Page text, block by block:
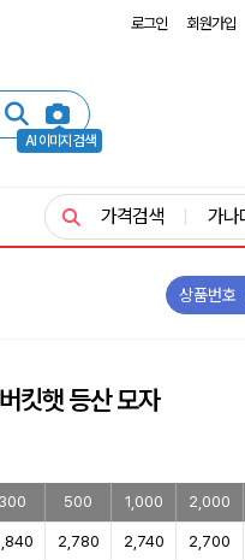
로그인 회원가입
AI 이미지 검색
가격검색 가나
상품번호
킷햇 등산 모자
500 1,000 2,000
2,780 2,740 2,700